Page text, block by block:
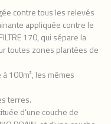
contre tous les relevés
appliquée contre le
170, qui sépare la
toutes zones plantées de
100m², les mêmes
terres.
d’une couche de